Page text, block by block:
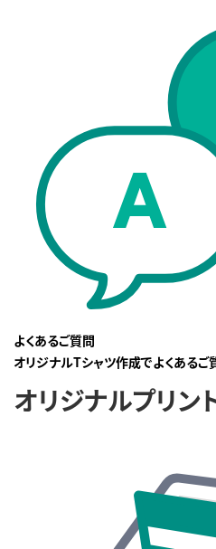
よくあるご質問
オリジナルTシャツ作成でよくあるご
オリジナルプリン